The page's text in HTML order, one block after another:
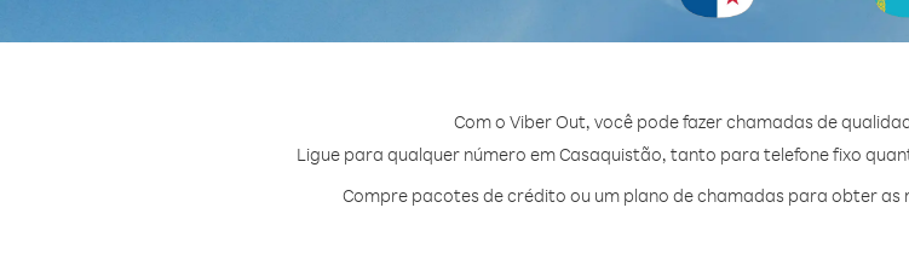
Com o Viber Out, você pode fazer chamadas de
Ligue para qualquer número em Casaquistão, tanto para telefone fixo
Compre pacotes de crédito ou um plano de chamadas para obter